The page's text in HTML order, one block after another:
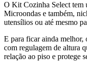
O Kit Cozinha Select tem
Microondas e também,
utensílios ou até mesmo
E para ficar ainda melhor,
com regulagem de altura
relação ao piso e protege